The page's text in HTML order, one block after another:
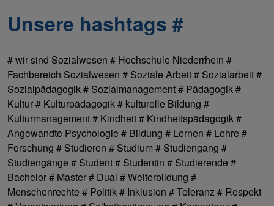
Unsere hashtags #
# wir sind Sozialwesen # Hochschule Niederrhein #
Fachbereich Sozialwesen # Soziale Arbeit # Sozialarbeit #
Sozialpädagogik # Sozialmanagement # Pädagogik #
Kultur # Kulturpädagogik # kulturelle Bildung #
Kulturmanagement # Kindheit # Kindheitspädagogik #
Angewandte Psychologie # Bildung # Lernen # Lehre #
Forschung # Studieren # Studium # Studiengang #
Studiengänge # Student # Studentin # Studierende #
Bachelor # Master # Dual # Weiterbildung #
Menschenrechte # Politik # Inklusion # Toleranz # Respekt